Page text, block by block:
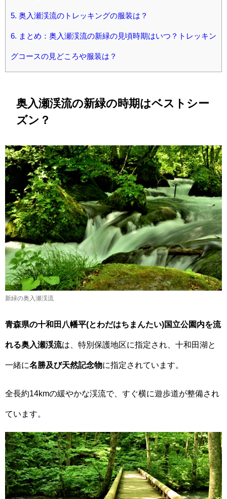
5. 奥入瀬渓流のトレッキングの服装は？
6. まとめ：奥入瀬渓流の新緑の見頃時期はいつ？トレッキン
グコースの見どころや服装は？
奥入瀬渓流の新緑の時期はベストシー
ズン？
新緑の奥入瀬渓流
青森県の十和田八幡平(とわだはちまんたい)国立公園内を流
れる奥入瀬渓流は、特別保護地区に指定され、十和田湖と
一緒に名勝及び天然記念物に指定されています。
全長約14kmの緩やかな渓流で、すぐ横に遊歩道が整備され
ています。